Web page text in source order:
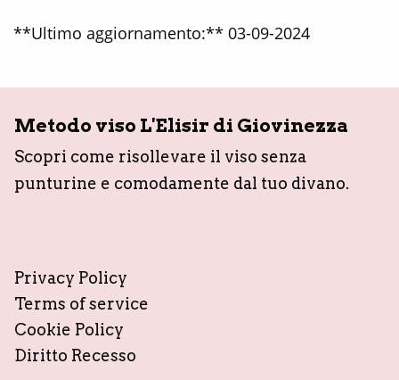
**Ultimo aggiornamento:** 03-09-2024
Metodo viso L'Elisir di Giovinezza
Scopri come risollevare il viso senza
punturine e comodamente dal tuo divano.
Privacy Policy
Terms of service
Cookie Policy
Diritto Recesso